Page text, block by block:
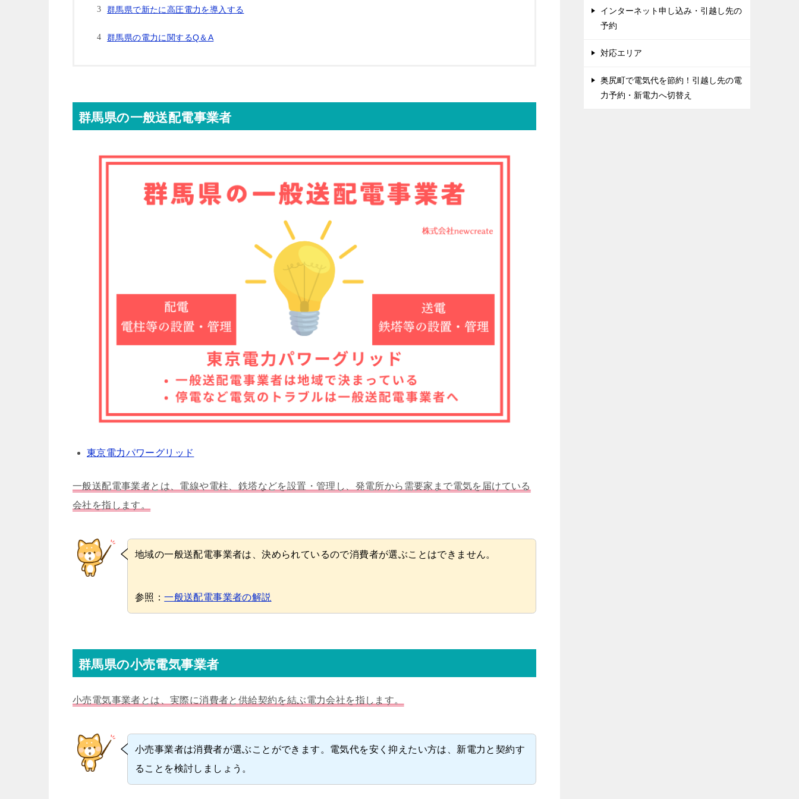
群馬県で新たに高圧電力を導入する
群馬県の電力に関するQ＆A
群馬県の一般送配電事業者
東京電力パワーグリッド
一般送配電事業者とは、電線や電柱、鉄塔などを設置・管理し、発電所から需要家まで電気を届けている
会社を指します。
地域の一般送配電事業者は、決められているので消費者が選ぶことはできません。
参照：一般送配電事業者の解説
群馬県の小売電気事業者
小売電気事業者とは、実際に消費者と供給契約を結ぶ電力会社を指します。
小売事業者は消費者が選ぶことができます。電気代を安く抑えたい方は、新電力と契約す
ることを検討しましょう。
インターネット申し込み・引越し先の
予約
対応エリア
奥尻町で電気代を節約！引越し先の電
力予約・新電力へ切替え